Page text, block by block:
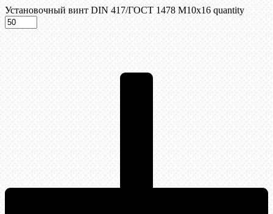
Установочный винт DIN 417/ГОСТ 1478 М10х16 quantity